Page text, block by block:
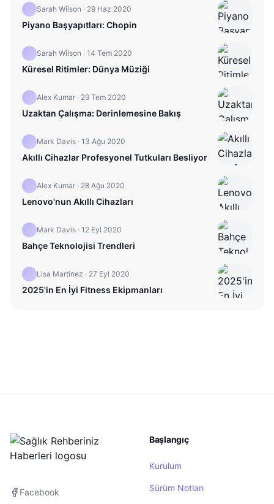
Sarah Wilson · 29 Haz 2020
Piyano Başyapıtları: Chopin
Sarah Wilson · 14 Tem 2020
Küresel Ritimler: Dünya Müziği
Alex Kumar · 29 Tem 2020
Uzaktan Çalışma: Derinlemesine Bakış
Mark Davis · 13 Ağu 2020
Akıllı Cihazlar Profesyonel Tutkuları Besliyor
Alex Kumar · 28 Ağu 2020
Lenovo'nun Akıllı Cihazları
Mark Davis · 12 Eyl 2020
Bahçe Teknolojisi Trendleri
Lisa Martinez · 27 Eyl 2020
2025'in En İyi Fitness Ekipmanları
Facebook
Başlangıç
Kurulum
Sürüm Notları